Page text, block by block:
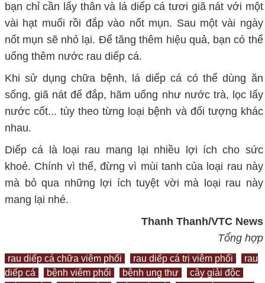
bạn chỉ cần lấy thân và lá diếp cá tươi giã nát với một
vài hạt muối rồi đắp vào nốt mụn. Sau một vài ngày
nốt mụn sẽ nhỏ lại. Để tăng thêm hiệu quả, bạn có thể
uống thêm nước rau diếp cá.
Khi sử dụng chữa bệnh, lá diếp cá có thể dùng ăn
sống, giã nát để đắp, hãm uống như nước trà, lọc lấy
nước cốt... tùy theo từng loại bệnh và đối tượng khác
nhau.
Diếp cá là loại rau mang lại nhiều lợi ích cho sức
khoẻ. Chính vì thế, đừng vì mùi tanh của loại rau này
mà bỏ qua những lợi ích tuyệt vời mà loại rau này
mang lại nhé.
Thanh Thanh/VTC News
Tổng hợp
rau diếp cá chữa viêm phổi rau diếp cá trị viêm phổi
rau
diếp cá
bệnh viêm phổi bệnh ung thư
cây giải độc